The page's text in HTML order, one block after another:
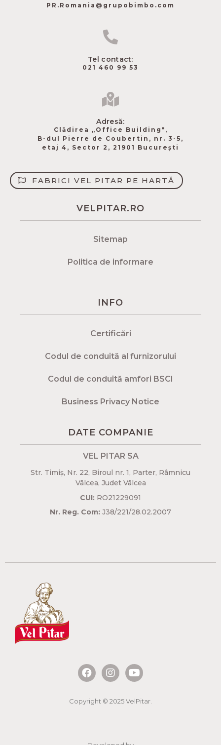
Copyright © 2025 VelPitar.
PR.Romania@grupobimbo.com
Tel contact:
021 460 99 53
Adresă:
Clădirea „Office Building",
B-dul Pierre de Coubertin​, nr. 3-5,
etaj 4, Sector 2, 21901 București
FABRICI VEL PITAR PE HARTĂ
VELPITAR.RO
Sitemap
Politica de informare
INFO
Certificări
Codul de conduită al furnizorului
Codul de conduită amfori BSCI
Business Privacy Notice
DATE COMPANIE
VEL PITAR SA
Str. Timiș, Nr. 22, Biroul nr. 1, Parter, Râmnicu
Vâlcea, Judet Vâlcea​
CUI: RO21229091
Nr. Reg. Com: J38/221/28.02.2007